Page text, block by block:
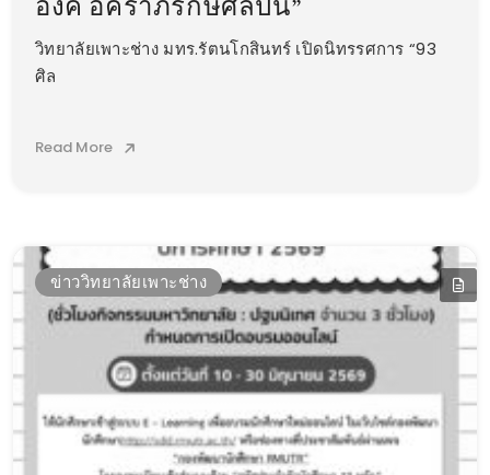
องค์ อัคราภิรักษศิลปิน”
วิทยาลัยเพาะช่าง มทร.รัตนโกสินทร์ เปิดนิทรรศการ “93
ศิล
Read More
ข่าววิทยาลัยเพาะช่าง